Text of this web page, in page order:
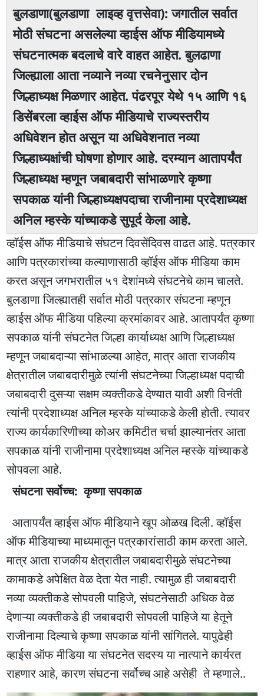
बुलडाणा(बुलडाणा लाइव्ह वृत्तसेवा): जगातील सर्वात
मोठी संघटना असलेल्या व्हाईस ऑफ मीडियामध्ये
संघटनात्मक बदलाचे वारे वाहत आहेत. बुलढाणा
जिल्ह्याला आता नव्याने नव्या रचनेनुसार दोन
जिल्हाध्यक्ष मिळणार आहेत. पंढरपूर येथे १५ आणि १६
डिसेंबरला व्हाईस ऑफ मीडियाचे राज्यस्तरीय
अधिवेशन होत असून या अधिवेशनात नव्या
जिल्हाध्यक्षांची घोषणा होणार आहे. दरम्यान आतापर्यंत
जिल्हाध्यक्ष म्हणून जबाबदारी सांभाळणारे कृष्णा
सपकाळ यांनी जिल्हाध्यक्षपदाचा राजीनामा प्रदेशाध्यक्ष
अनिल म्हस्के यांच्याकडे सुपूर्द केला आहे.
व्हॉईस ऑफ मीडियाचे संघटन दिवसेंदिवस वाढत आहे. पत्रकार
आणि पत्रकारांच्या कल्याणासाठी व्हॉईस ऑफ मीडिया काम
करत असून जगभरातील ५१ देशांमध्ये संघटनेचे काम चालते.
बुलडाणा जिल्ह्यातही सर्वात मोठी पत्रकार संघटना म्हणून
व्हाईस ऑफ मीडिया पहिल्या क्रमांकावर आहे. आतापर्यंत कृष्णा
सपकाळ यांनी संघटनेत जिल्हा कार्याध्यक्ष आणि जिल्हाध्यक्ष
म्हणून जबाबदाऱ्या सांभाळल्या आहेत, मात्र आता राजकीय
क्षेत्रातील जबाबदारीमुळे त्यांनी संघटनेच्या जिल्हाध्यक्ष पदाची
जबाबदारी दुसऱ्या सक्षम व्यक्तीकडे देण्यात यावी अशी विनंती
त्यांनी प्रदेशाध्यक्ष अनिल म्हस्के यांच्याकडे केली होती. त्यावर
राज्य कार्यकारिणीच्या कोअर कमिटीत चर्चा झाल्यानंतर आता
सपकाळ यांनी राजीनामा प्रदेशाध्यक्ष अनिल म्हस्के यांच्याकडे
सोपवला आहे.
संघटना सर्वोच्च: कृष्णा सपकाळ
आतापर्यंत व्हाईस ऑफ मीडियाने खूप ओळख दिली. व्हॉईस
ऑफ मीडियाच्या माध्यमातून पत्रकारांसाठी काम करता आले.
मात्र आता राजकीय क्षेत्रातील जबाबदारीमुळे संघटनेच्या
कामाकडे अपेक्षित वेळ देता येत नाही. त्यामुळ ही जबाबदारी
नव्या व्यक्तीकडे सोपवली पाहिजे, संघटनेसाठी अधिक वेळ
देणाऱ्या व्यक्तीकडे ही जबाबदारी सोपवली पाहिजे या हेतूने
राजीनामा दिल्याचे कृष्णा सपकाळ यांनी सांगितले. यापुढेही
व्हाईस ऑफ मीडिया या संघटनेत सदस्य या नात्याने कार्यरत
राहणार आहे, कारण संघटना सर्वोच्च आहे असेही ते म्हणाले..